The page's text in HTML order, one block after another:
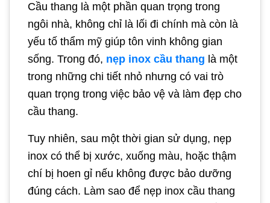
Cầu thang là một phần quan trọng trong
ngôi nhà, không chỉ là lối đi chính mà còn là
yếu tố thẩm mỹ giúp tôn vinh không gian
sống. Trong đó, nẹp inox cầu thang là một
trong những chi tiết nhỏ nhưng có vai trò
quan trọng trong việc bảo vệ và làm đẹp cho
cầu thang.
Tuy nhiên, sau một thời gian sử dụng, nẹp
inox có thể bị xước, xuống màu, hoặc thậm
chí bị hoen gỉ nếu không được bảo dưỡng
đúng cách. Làm sao để nẹp inox cầu thang